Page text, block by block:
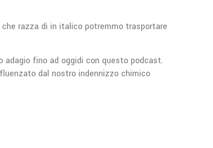
razza di in italico potremmo trasportare
adagio fino ad oggidi con questo podcast.
dal nostro indennizzo chimico